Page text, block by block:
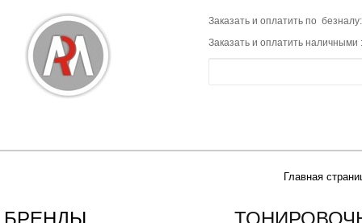
Заказать и оплатить по
Заказать и оплатить наличными
Главная
БРЕНДЫ